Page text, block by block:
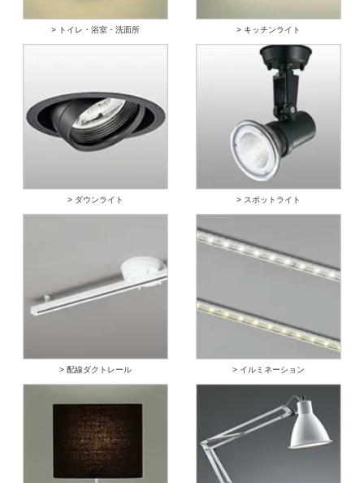
> トイレ・浴室・洗面所 > キッチンライト
> ダウンライト > スポットライト
> 配線ダクトレール > イルミネーション